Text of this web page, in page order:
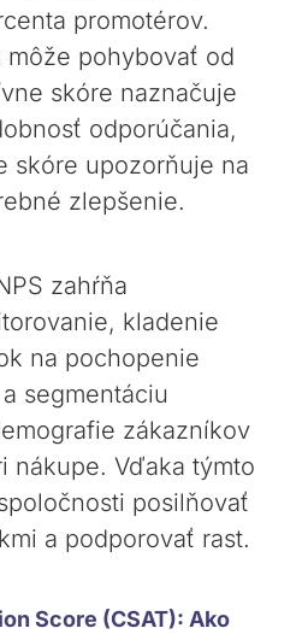
promotérov.
môže pohybovať od
skóre naznačuje
odporúčania,
skóre upozorňuje na
zlepšenie.
zahŕňa
kladenie
na pochopenie
segmentáciu
zákazníkov
nákupe. Vďaka týmto
posilňovať
a podporovať rast.
Score (CSAT): Ako